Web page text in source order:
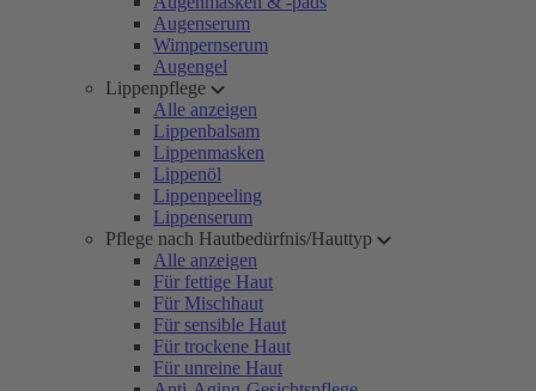
Augenserum
Wimpernserum
Augengel
Lippenpflege
Alle anzeigen
Lippenbalsam
Lippenmasken
Lippenöl
Lippenpeeling
Lippenserum
Pflege nach Hautbedürfnis/Hauttyp
Alle anzeigen
Für fettige Haut
Für Mischhaut
Für sensible Haut
Für trockene Haut
Für unreine Haut